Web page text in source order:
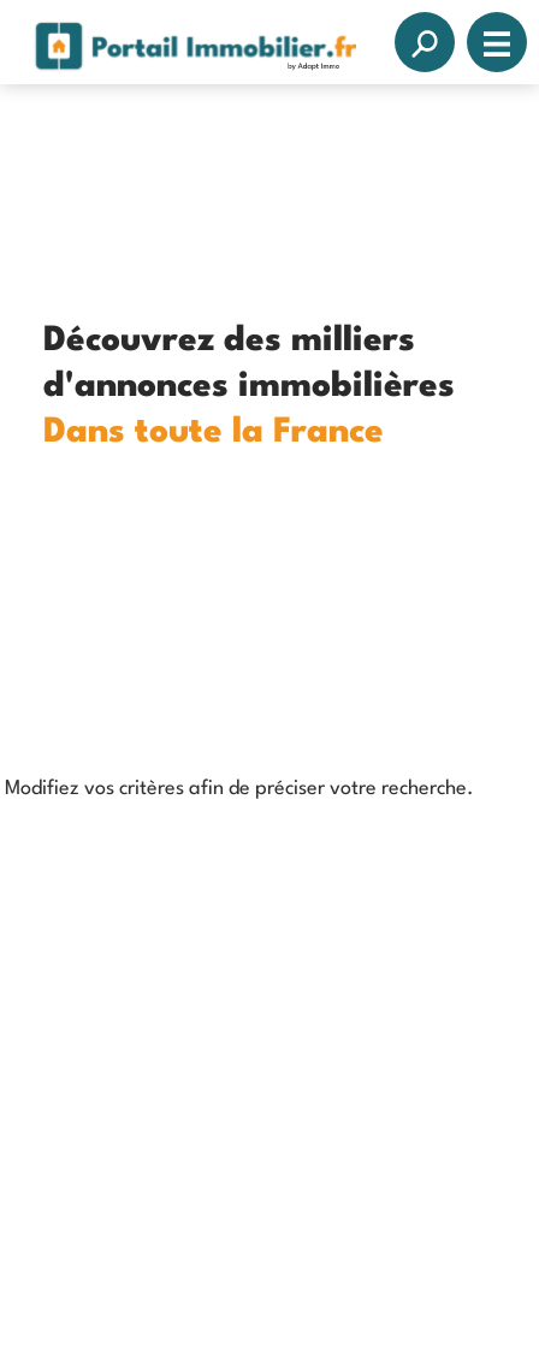
Découvrez des milliers
d'annonces immobilières
Dans toute la France
Modifiez vos critères afin de préciser votre recherche.